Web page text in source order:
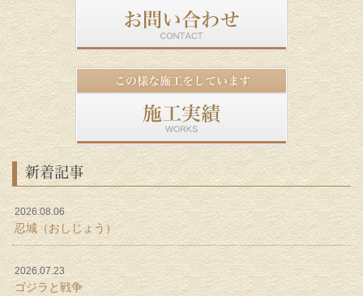
新着記事
2026.08.06
忍城（おしじょう）
2026.07.23
ゴジラと戦争